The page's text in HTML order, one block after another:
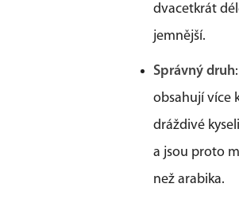
dvacetkrát
jemnější.
Správný druh
obsahují více
dráždivé
a jsou proto
než arabika.